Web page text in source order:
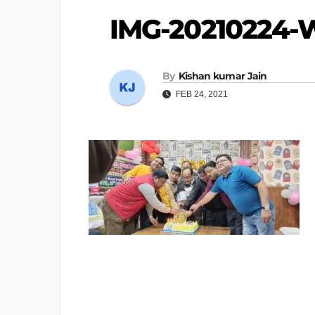
IMG-20210224-
By Kishan kumar Jain
FEB 24, 2021